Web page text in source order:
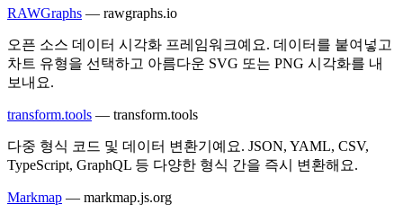
RAWGraphs — rawgraphs.io
오픈 소스 데이터 시각화 프레임워크예요. 데이터를 붙여넣고
차트 유형을 선택하고 아름다운 SVG 또는 PNG 시각화를 내
보내요.
transform.tools — transform.tools
다중 형식 코드 및 데이터 변환기예요. JSON, YAML, CSV,
TypeScript, GraphQL 등 다양한 형식 간을 즉시 변환해요.
Markmap — markmap.js.org